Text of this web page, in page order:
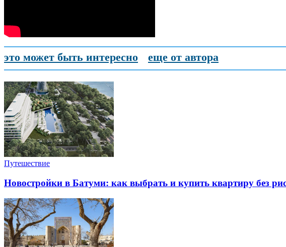
это может быть интересно еще от автора
Путешествие
Новостройки в Батуми: как выбрать и купить квартиру без